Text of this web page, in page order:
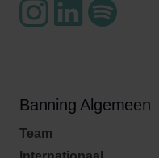
Banning Algemeen
Team